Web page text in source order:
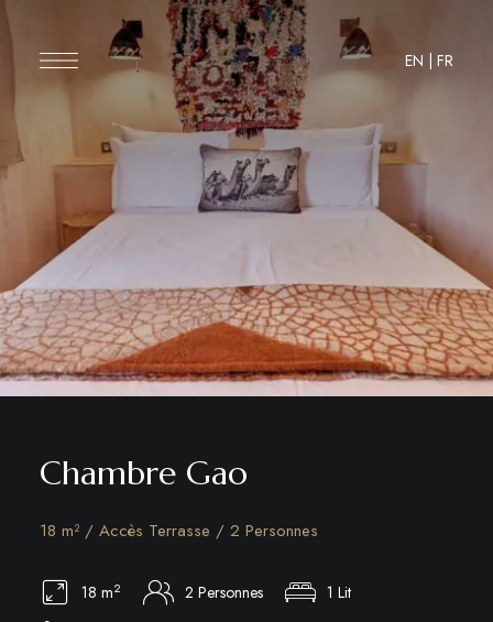
EN |FR
Chambre Gao
18 m² / Accès Terrasse / 2 Personnes
18 m2 2 Personnes
1 Lit